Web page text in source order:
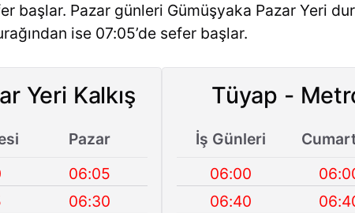
başlar. Pazar günleri Gümüşyaka Pazar Yeri
ise 07:05’de sefer başlar.
Yeri Kalkış
Pazar
06:05
06:30
Tüyap -
İş Günleri
06:00
06:40